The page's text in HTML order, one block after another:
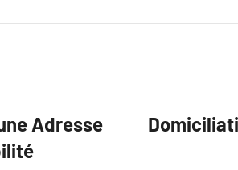
Adresse